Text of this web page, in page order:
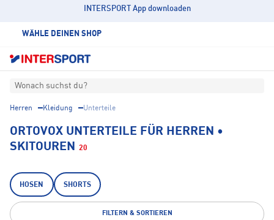
INTERSPORT App downloaden
WÄHLE DEINEN SHOP
Wonach suchst du?
Herren Kleidung Unterteile
ORTOVOX UNTERTEILE FÜR HERREN •
SKITOUREN 20
HOSEN SHORTS
FILTERN & SORTIEREN